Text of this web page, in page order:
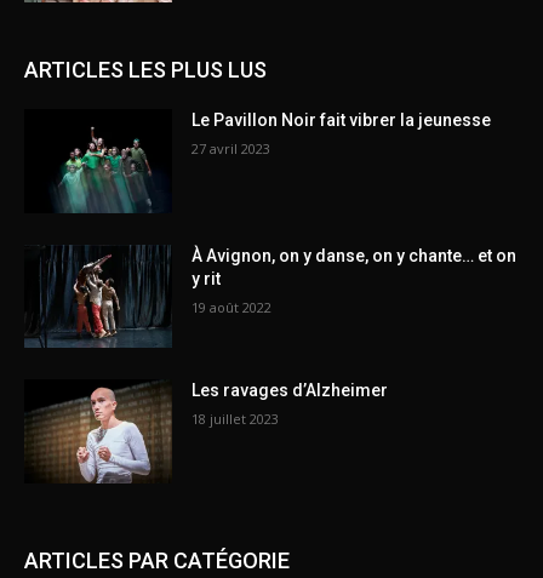
ARTICLES LES PLUS LUS
Le Pavillon Noir fait vibrer la jeunesse
27 avril 2023
À Avignon, on y danse, on y chante… et on
y rit
19 août 2022
Les ravages d’Alzheimer
18 juillet 2023
ARTICLES PAR CATÉGORIE